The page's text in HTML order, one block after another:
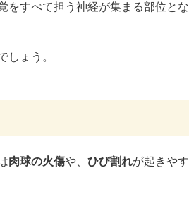
をすべて担う神経が集まる部位とな
しょう。
肉球の火傷や、 ひび割れが起きやす